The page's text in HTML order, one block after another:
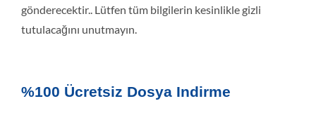
gönderecektir.. Lütfen tüm bilgilerin kesinlikle gizli
tutulacağını unutmayın.
%100 Ücretsiz Dosya Indirme